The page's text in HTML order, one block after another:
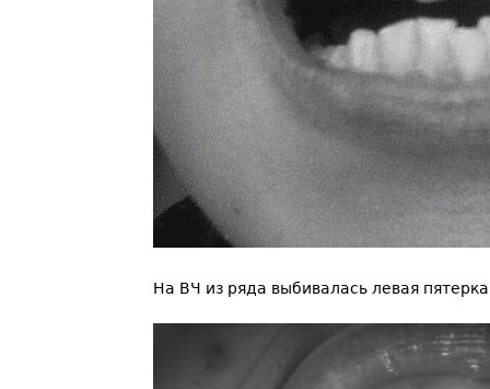
На ВЧ из ряда выбивалась левая